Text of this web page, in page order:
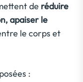
de réduire
apaiser le
le corps et
: